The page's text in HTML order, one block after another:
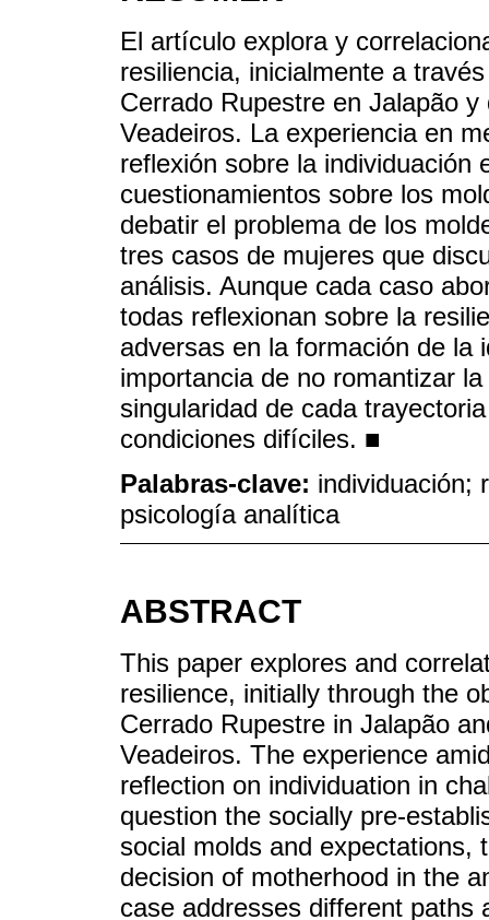
El artículo explora y
resiliencia, inicialmente a
Cerrado Rupestre en Jalapão
Veadeiros. La experiencia en
reflexión sobre la individuación
cuestionamientos sobre los
debatir el problema de los
tres casos de mujeres que
análisis. Aunque cada caso
todas reflexionan sobre la
adversas en la formación de la
importancia de no romantizar
singularidad de cada
condiciones difíciles. ■
Palabras-clave: individuación;
psicología analítica
ABSTRACT
This paper explores and
resilience, initially through the
Cerrado Rupestre in Jalapão
Veadeiros. The experience
reflection on individuation in
question the socially pre-
social molds and expectations,
decision of motherhood in the
case addresses different paths